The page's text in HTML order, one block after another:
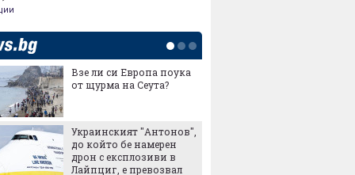
Взе ли си Европа поука
от щурма на Сеута?
Украинският "Антонов",
до който бе намерен
дрон с експлозиви в
Лайпциг, е превозвал